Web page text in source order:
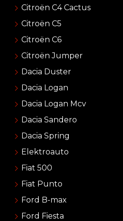
Citroën C4 Cactus
Citroën C5
Citroën C6
Citroën Jumper
Dacia Duster
Dacia Logan
Dacia Logan Mcv
Dacia Sandero
Dacia Spring
Elektroauto
Fiat 500
Fiat Punto
Ford B-max
Ford Fiesta